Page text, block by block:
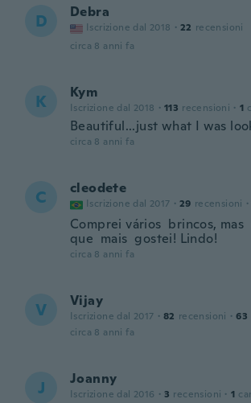
D Debra
Iscrizione dal 2018 · 22 recensioni
circa 8 anni fa
K Kym
Iscrizione dal 2018 · 113 recensioni · 1
Beautiful...just what I was
circa 8 anni fa
C cleodete
Iscrizione dal 2017 · 29 recensioni ·
Comprei vários brincos,
que mais gostei! Lindo!
circa 8 anni fa
V Vijay
Iscrizione dal 2017 · 82 recensioni · 63
circa 8 anni fa
J Joanny
Iscrizione dal 2016 · 3 recensioni · 1